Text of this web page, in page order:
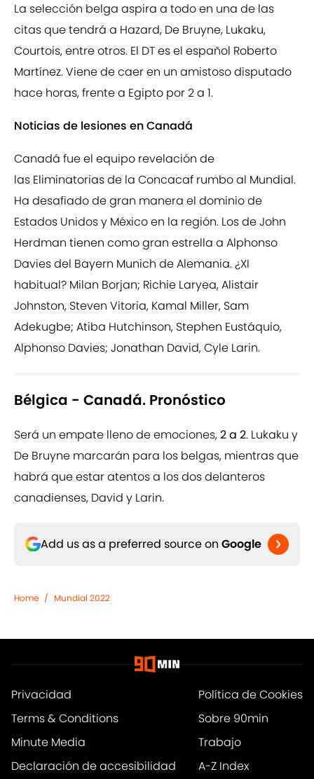
La selección belga aspira a todo en una de las
citas que tendrá a Hazard, De Bruyne, Lukaku,
Courtois, entre otros. El DT es el español Roberto
Martínez. Viene de caer en un amistoso disputado
hace horas, frente a Egipto por 2 a 1.
Noticias de lesiones en Canadá
Canadá fue el equipo revelación de
las Eliminatorias de la Concacaf rumbo al Mundial.
Ha desafiado de gran manera el dominio de
Estados Unidos y México en la región. Los de John
Herdman tienen como gran estrella a Alphonso
Davies del Bayern Munich de Alemania. ¿XI
habitual? Milan Borjan; Richie Laryea, Alistair
Johnston, Steven Vitoria, Kamal Miller, Sam
Adekugbe; Atiba Hutchinson, Stephen Eustáquio,
Alphonso Davies; Jonathan David, Cyle Larin.
Bélgica - Canadá. Pronóstico
Será un empate lleno de emociones,2 a 2. Lukaku y
De Bruyne marcarán para los belgas, mientras que
habrá que estar atentos a los dos delanteros
canadienses, David y Larin.
Add us as a preferred source on Google
Home / Mundial 2022
Privacidad
Política de Cookies
Terms & Conditions
Sobre 90min
Minute Media
Trabajo
Declaración de accesibilidad
A-Z Index